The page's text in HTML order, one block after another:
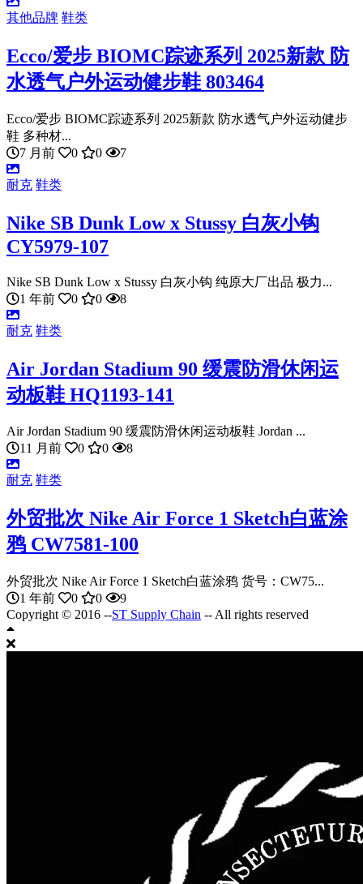
其他品牌 鞋类
Ecco/爱步 BIOMC踪迹系列 2025新款 防
水透气户外运动健步鞋 803464
Ecco/爱步 BIOMC踪迹系列 2025新款 防水透气户外运动健步
鞋 多种材...
7 月前
0 0 7
耐克 鞋类
Nike SB Dunk Low x Stussy 白灰小钩
CY5979-107
Nike SB Dunk Low x Stussy 白灰小钩 纯原大厂出品 极力...
1 年前
0 0 8
耐克 鞋类
Air Jordan Stadium 90 缓震防滑休闲运
动板鞋 HQ1193-141
Air Jordan Stadium 90 缓震防滑休闲运动板鞋 Jordan ...
11 月前
0 0 8
耐克 鞋类
外贸批次 Nike Air Force 1 Sketch白蓝涂
鸦 CW7581-100
外贸批次 Nike Air Force 1 Sketch白蓝涂鸦 货号：CW75...
1 年前
0 0
9
Copyright © 2016 --ST Supply Chain -- All rights reserved